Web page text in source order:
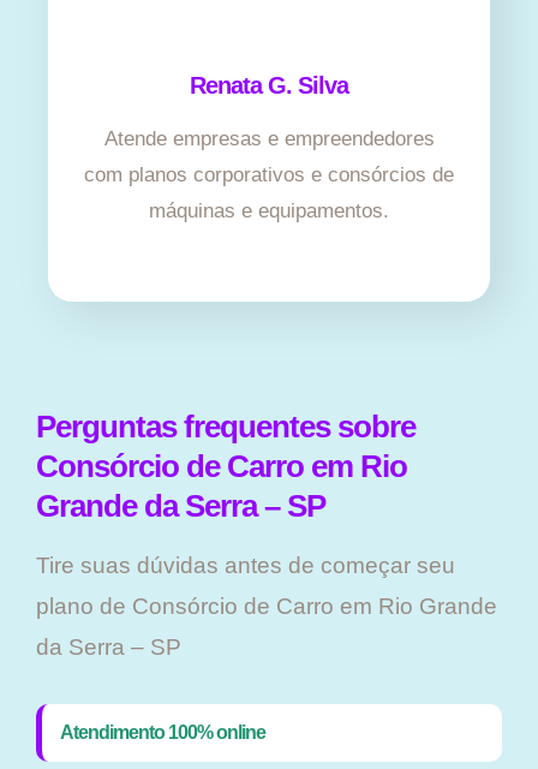
Renata G. Silva
Atende empresas e empreendedores
com planos corporativos e consórcios de
máquinas e equipamentos.
Perguntas frequentes sobre
Consórcio de Carro em Rio
Grande da Serra – SP
Tire suas dúvidas antes de começar seu
plano ​de Consórcio de Carro em Rio Grande
da Serra – SP
Atendimento 100% online